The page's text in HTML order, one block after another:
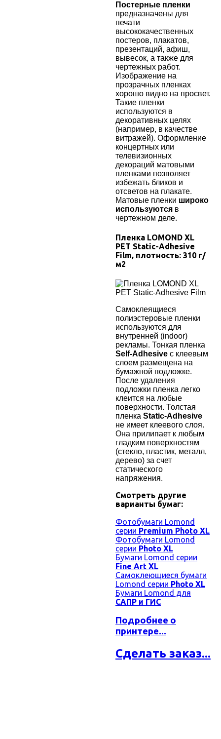
Постерные пленки
предназначены для
печати
высококачественных
постеров, плакатов,
презентаций, афиш,
вывесок, а также для
чертежных работ.
Изображение на
прозрачных пленках
хорошо видно на просвет.
Такие пленки
используются в
декоративных целях
(например, в качестве
витражей). Оформление
концертных или
телевизионных
декораций матовыми
пленками позволяет
избежать бликов и
отсветов на плакате.
Матовые пленки широко
используются в
чертежном деле.
Пленка LOMOND XL
PET Static-Adhesive
Film, плотность: 310 г/
м2
Самоклеящиеся
полиэстеровые пленки
используются для
внутренней (indoor)
рекламы. Тонкая пленка
Self-Adhesive с клеевым
слоем размещена на
бумажной подложке.
После удаления
подложки пленка легко
клеится на любые
поверхности. Толстая
пленка Static-Adhesive
не имеет клеевого слоя.
Она прилипает к любым
гладким поверхностям
(стекло, пластик, металл,
дерево) за счет
статического
напряжения.
Смотреть другие
варианты бумаг:
Фотобумаги Lomond
серии Premium Photo XL
Фотобумаги Lomond
серии Photo XL
Бумаги Lomond серии
Fine Art XL
Самоклеющиеся бумаги
Lomond серии Photo XL
Бумаги Lomond для
САПР и ГИС
Подробнее о
принтере...
Сделать заказ...